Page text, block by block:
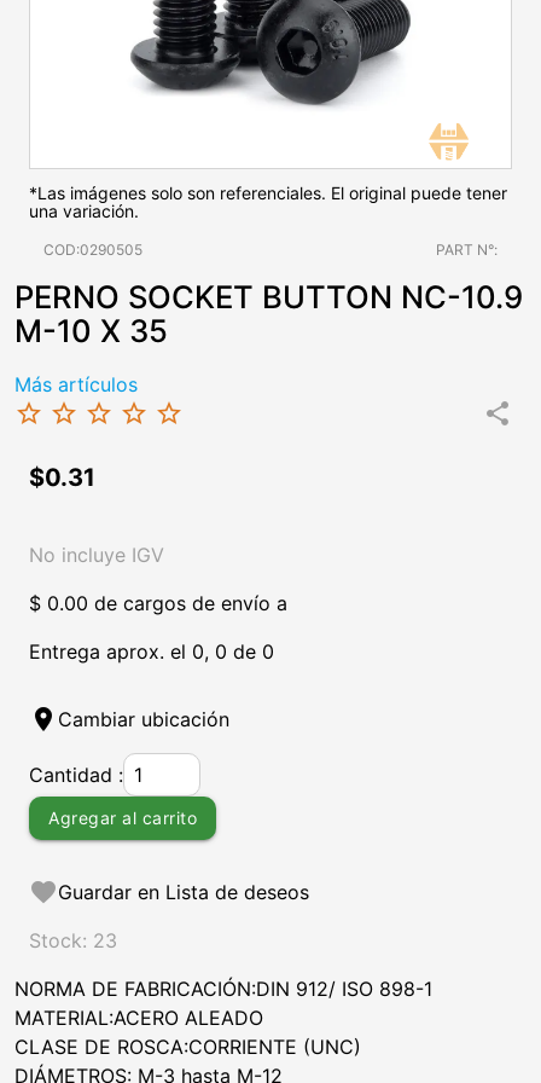
*Las imágenes solo son referenciales. El original puede tener
una variación.
COD:0290505 PART N°:
PERNO SOCKET BUTTON NC-10.9
M-10 X 35
Más artículos
star_border star_border star_border star_border star_border share
$0.31
No incluye IGV
$ 0.00 de cargos de envío a
Entrega aprox. el 0, 0 de 0
location_on Cambiar ubicación
Cantidad :
Agregar al carrito
favoriteGuardar en Lista de deseos
Stock: 23
NORMA DE FABRICACIÓN:DIN 912/ ISO 898-1
MATERIAL:ACERO ALEADO
CLASE DE ROSCA:CORRIENTE (UNC)
DIÁMETROS: M-3 hasta M-12